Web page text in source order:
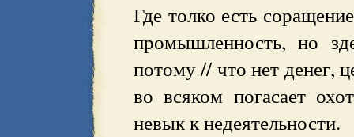
Где толко есть
промышленность, но
потому // что нет денег,
во всяком погасает
невык к недеятельности.